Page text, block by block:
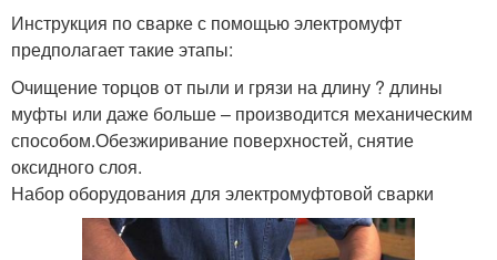
Инструкция по сварке с помощью электромуфт
предполагает такие этапы:
Очищение торцов от пыли и грязи на длину ? длины
муфты или даже больше – производится механическим
способом.Обезжиривание поверхностей, снятие
оксидного слоя.
Набор оборудования для электромуфтовой сварки